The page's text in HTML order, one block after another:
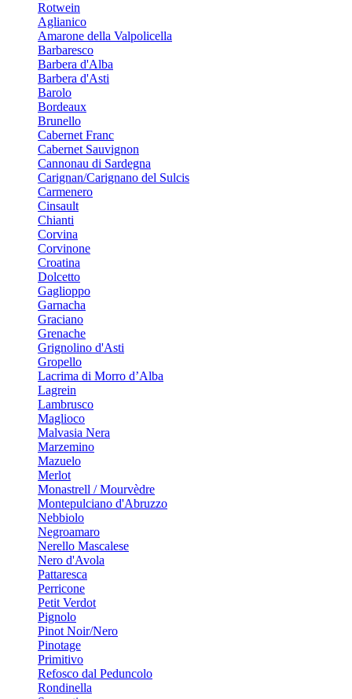
Rotwein
Aglianico
Amarone della Valpolicella
Barbaresco
Barbera d'Alba
Barbera d'Asti
Barolo
Bordeaux
Brunello
Cabernet Franc
Cabernet Sauvignon
Cannonau di Sardegna
Carignan/Carignano del Sulcis
Carmenero
Cinsault
Chianti
Corvina
Corvinone
Croatina
Dolcetto
Gaglioppo
Garnacha
Graciano
Grenache
Grignolino d'Asti
Gropello
Lacrima di Morro d’Alba
Lagrein
Lambrusco
Maglioco
Malvasia Nera
Marzemino
Mazuelo
Merlot
Monastrell / Mourvèdre
Montepulciano d'Abruzzo
Nebbiolo
Negroamaro
Nerello Mascalese
Nero d'Avola
Pattaresca
Perricone
Petit Verdot
Pignolo
Pinot Noir/Nero
Pinotage
Primitivo
Refosco dal Peduncolo
Rondinella